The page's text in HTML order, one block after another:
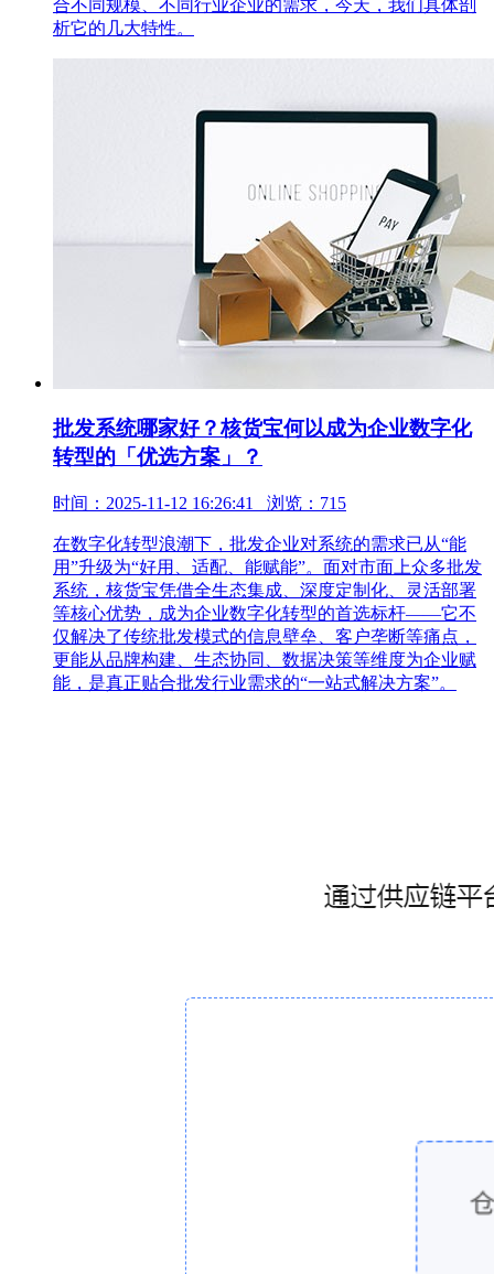
合不同规模、不同行业企业的需求，今天，我们具体剖
析它的几大特性。
批发系统哪家好？核货宝何以成为企业数字化
转型的「优选方案」？
时间：2025-11-12 16:26:41 浏览：715
在数字化转型浪潮下，批发企业对系统的需求已从“能
用”升级为“好用、适配、能赋能”。面对市面上众多批发
系统，核货宝凭借全生态集成、深度定制化、灵活部署
等核心优势，成为企业数字化转型的首选标杆——它不
仅解决了传统批发模式的信息壁垒、客户垄断等痛点，
更能从品牌构建、生态协同、数据决策等维度为企业赋
能，是真正贴合批发行业需求的“一站式解决方案”。